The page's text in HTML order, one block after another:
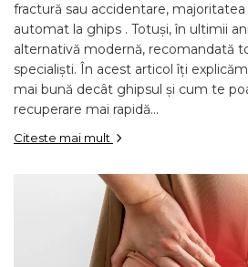
fractură sau accidentare,
automat la ghips . Totuși, în ultimii
alternativă modernă, recomandată
specialiști. În acest articol îți
mai bună decât ghipsul și cum te
recuperare mai rapidă...
Citeste mai mult